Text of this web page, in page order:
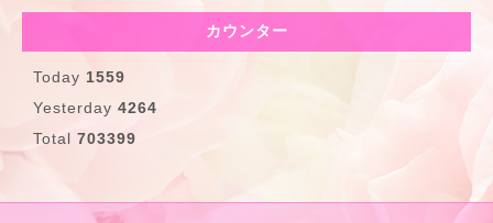
カウンター
Today 1559
Yesterday 4264
Total 703399